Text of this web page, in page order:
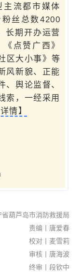
主流都市媒体
丝总数4200
长期开办运营
点赞广西》
区大小事》等
风新貌、正能
、舆论监督、
索，一经采用
详情】
省葫芦岛市消防救援局
责编丨唐爱春
校对丨麦雪莉
审核丨唐海波
终审丨段钦中